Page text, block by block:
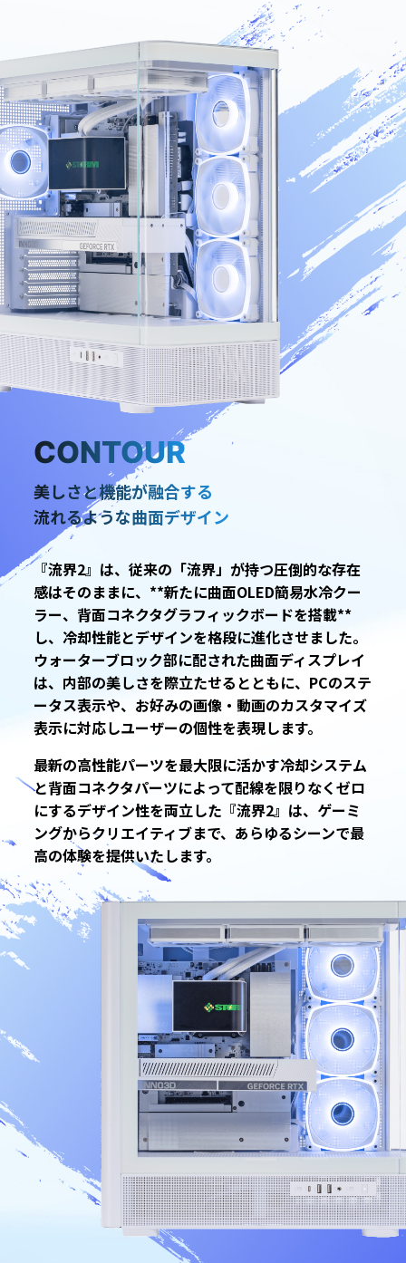
CONTOUR
美しさと機能が融合する
流れるような曲面デザイン
『流界2』は、従来の「流界」が持つ圧倒的な存在
感はそのままに、**新たに曲面OLED簡易水冷クー
ラー、背面コネクタグラフィックボードを搭載**
し、冷却性能とデザインを格段に進化させました。
ウォーターブロック部に配された曲面ディスプレイ
は、内部の美しさを際立たせるとともに、PCのステ
ータス表示や、お好みの画像・動画のカスタマイズ
表示に対応しユーザーの個性を表現します。
最新の高性能パーツを最大限に活かす冷却システム
と背面コネクタパーツによって配線を限りなくゼロ
にするデザイン性を両立した『流界2』は、ゲーミ
ングからクリエイティブまで、あらゆるシーンで最
高の体験を提供いたします。